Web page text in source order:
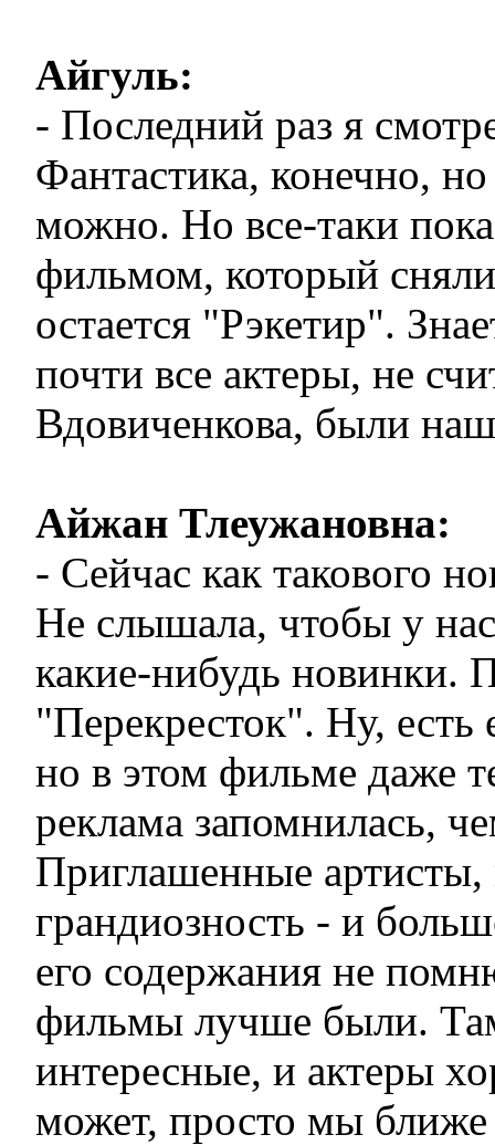
Айгуль:
- Последний раз я
Фантастика, конечно,
можно. Но все-таки
фильмом, который
остается "Рэкетир".
почти все актеры, не
Вдовиченкова, были
Айжан Тлеужановна:
- Сейчас как такового
Не слышала, чтобы у
какие-нибудь новинки.
"Перекресток". Ну,
но в этом фильме даже
реклама запомнилась,
Приглашенные артисты,
грандиозность - и
его содержания не
фильмы лучше были.
интересные, и актеры
может, просто мы